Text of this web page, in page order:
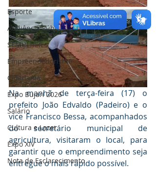
Esporte
Audiência Pública
SEMULHER
Empreendedorismo
Cidadania
Expo Bujari 2026
Salário
Cultura e Lazer
Expo XIV
Nota de Esclarecimento
Na manhã de terça-feira (17) o
prefeito João Edvaldo (Padeiro) e o
vice Francisco Bessa, acompanhados
do secretário municipal de
agricultura, visitaram o local, para
garantir que o empreendimento seja
entregue o mais rápido possível.